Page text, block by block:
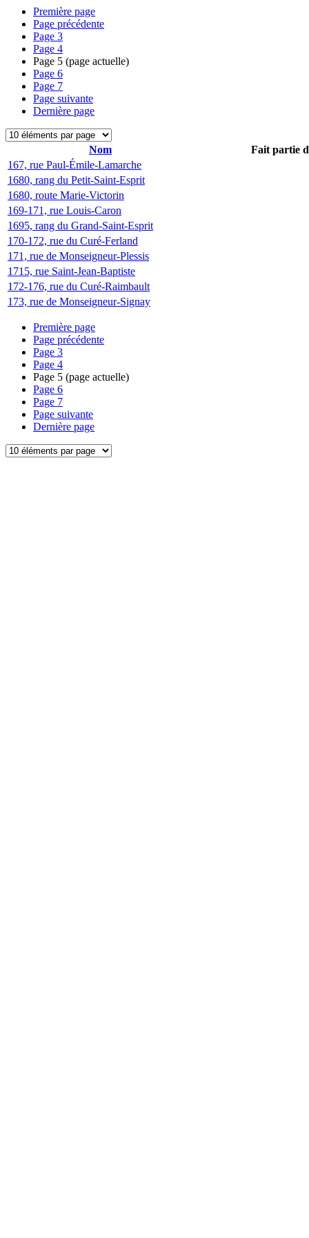
Première page
Page précédente
Page 3
Page 4
Page 5 (page actuelle)
Page 6
Page 7
Page suivante
Dernière page
Nom
Fait partie
167, rue Paul-Émile-Lamarche
1680, rang du Petit-Saint-Esprit
1680, route Marie-Victorin
169-171, rue Louis-Caron
1695, rang du Grand-Saint-Esprit
170-172, rue du Curé-Ferland
171, rue de Monseigneur-Plessis
1715, rue Saint-Jean-Baptiste
172-176, rue du Curé-Raimbault
173, rue de Monseigneur-Signay
Première page
Page précédente
Page 3
Page 4
Page 5 (page actuelle)
Page 6
Page 7
Page suivante
Dernière page